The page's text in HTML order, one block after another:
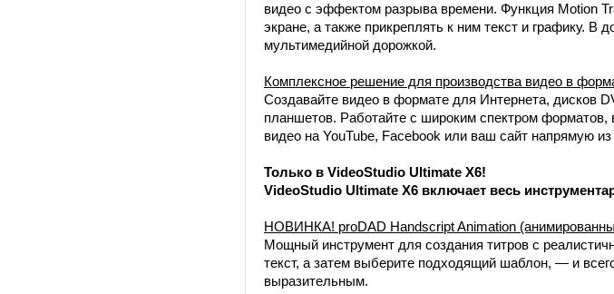
видео с эффектом разрыва времени. Функция Motion
экране, а также прикреплять к ним текст и графику. В
мультимедийной дорожкой.
Комплексное решение для производства видео в
Создавайте видео в формате для Интернета, дисков
планшетов. Работайте с широким спектром
видео на YouTube, Facebook или ваш сайт напрямую
Только в VideoStudio Ultimate X6!
VideoStudio Ultimate X6 включает весь
НОВИНКА! proDAD Handscript Animation
Мощный инструмент для создания титров с
текст, а затем выберите подходящий шаблон, — и
выразительным.